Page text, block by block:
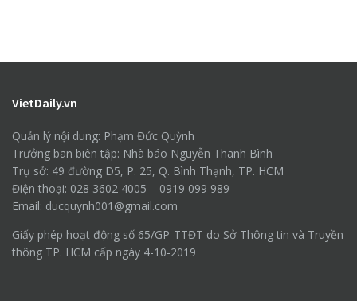
VietDaily.vn
Quản lý nội dung: Phạm Đức Quỳnh
Trưởng ban biên tập: Nhà báo Nguyễn Thanh Bình
Trụ sở: 49 đường D5, P. 25, Q. Bình Thạnh, TP. HCM
Điện thoại: 028 3602 4005 – 0919 099 989
Email: ducquynh001@gmail.com
Giấy phép hoạt động số 65/GP-TTĐT do Sở Thông tin và Truyền
thông TP. HCM cấp ngày 4-10-2019